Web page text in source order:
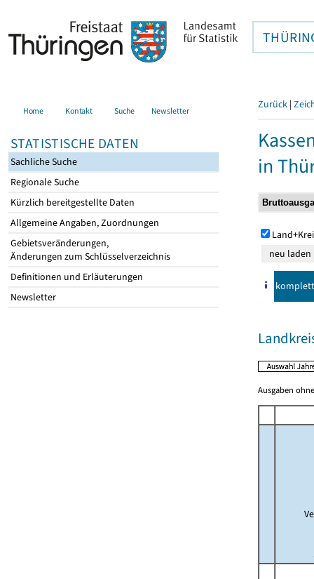
Home Kontakt Suche Newsletter
STATISTISCHE DATEN
Sachliche Suche
Regionale Suche
Kürzlich bereitgestellte Daten
Allgemeine Angaben, Zuordnungen
Gebietsveränderungen,
Änderungen zum Schlüsselverzeichnis
Definitionen und Erläuterungen
Newsletter
Zurück |
in
komplett
Ausgaben